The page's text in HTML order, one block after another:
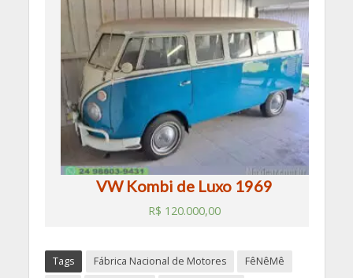
VW Kombi de Luxo 1969
R$ 120.000,00
Tags Fábrica Nacional de Motores
FêNêMê